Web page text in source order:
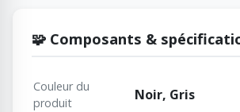
🧩 Composants &
Couleur du
produit
Noir, Gris